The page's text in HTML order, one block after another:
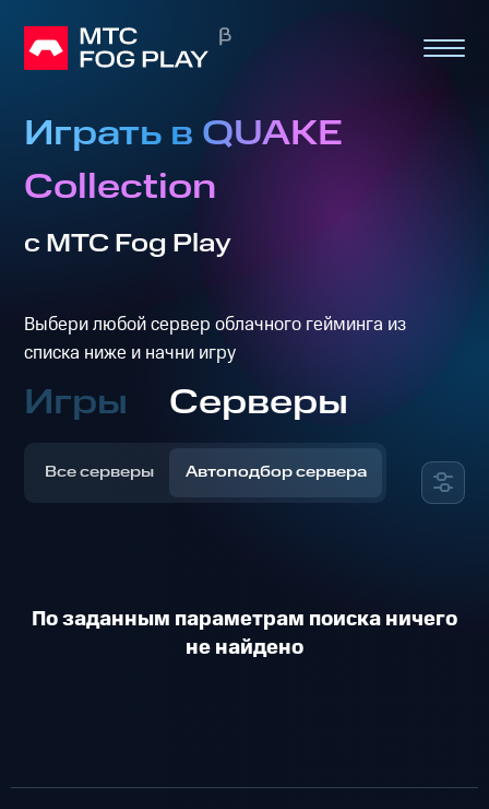
Играть в QUAKE
Collection
с МТС Fog Play
Выбери любой сервер облачного гейминга из
списка ниже и начни игру
Игры Серверы
Все серверы Автоподбор сервера
По заданным параметрам поиска ничего
не найдено